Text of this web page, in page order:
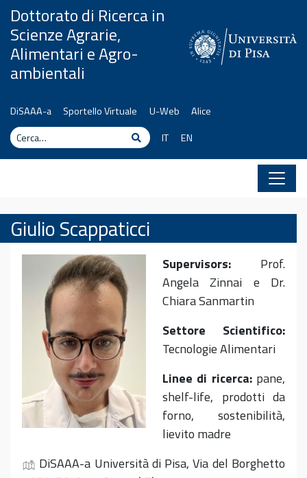
Vai al contenuto
Dottorato di Ricerca in
Scienze Agrarie,
Alimentari e Agro-
ambientali
DiSAAA-a Sportello Virtuale U-Web
Alice
Cerca
CercaIT EN
Giulio Scappaticci
Supervisors: Prof.
Angela Zinnai e Dr.
Chiara Sanmartin
Settore Scientifico:
Tecnologie Alimentari
Linee di ricerca:pane,
shelf-life, prodotti da
forno, sostenibilità,
lievito madre
DiSAAA-a Università di Pisa, Via del Borghetto